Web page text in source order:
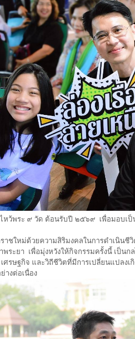
ไหว้พระ ๙ วัด ต้อนรับปี ๒๕๖๙ เพื่อมอบเ
ชใหม่ด้วยความสิริมงคลในการดำเนินชีวิ
พระยา เพื่อมุ่งหวังให้กิจกรรมครั้งนี้ เป็น
ศรษฐกิจ และวิถีชีวิตที่มีการเปลี่ยนแปลงเ
างต่อเนื่อง